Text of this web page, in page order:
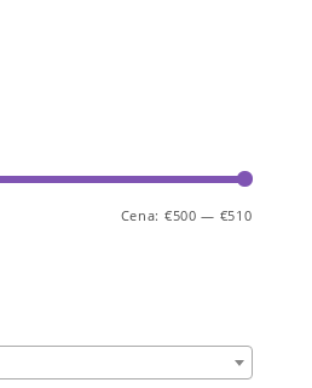
Cena: €500 — €510